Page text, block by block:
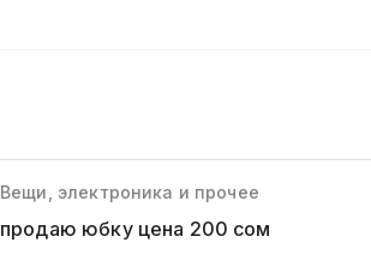
Вещи, электроника и прочее
продаю юбку цена 200 сом